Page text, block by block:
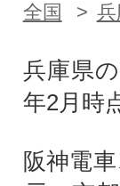
全国
兵庫県
年2月時
阪神電